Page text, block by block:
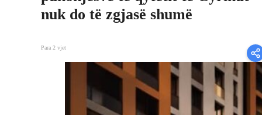
nuk do të zgjasë shumë
Para 2 vjet